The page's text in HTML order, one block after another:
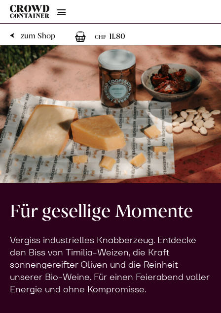
Menu
zum Shop
CHF 11.80
Für gesellige Momente
Vergiss industrielles Knabberzeug. Entdecke
den Biss von Timilia-Weizen, die Kraft
sonnengereifter Oliven und die Reinheit
unserer Bio-Weine. Für einen Feierabend voller
Energie und ohne Kompromisse.